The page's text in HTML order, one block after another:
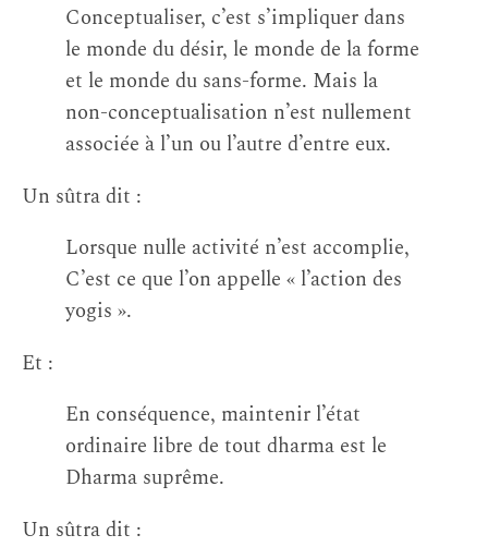
Conceptualiser, c’est s’impliquer dans
le monde du désir, le monde de la forme
et le monde du sans-forme. Mais la
non-conceptualisation n’est nullement
associée à l’un ou l’autre d’entre eux.
Un sûtra dit :
Lorsque nulle activité n’est accomplie,
C’est ce que l’on appelle « l’action des
yogis ».
Et :
En conséquence, maintenir l’état
ordinaire libre de tout dharma est le
Dharma suprême.
Un sûtra dit :